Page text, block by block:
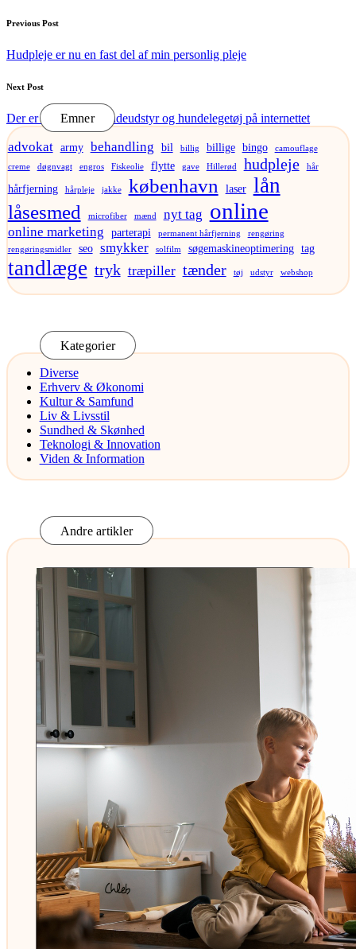
Post
navigation
Previous Post
Hudpleje er nu en fast del af min personlig pleje
Next Post
Der er langt mere hundeudstyr og hundelegetøj på internettet
Emner
advokat army behandling bil billig billige bingo camouflage
creme døgnvagt engros Fiskeolie flytte gave Hillerød hudpleje hår
hårfjerning hårpleje jakke københavn laser lån
låsesmed microfiber mænd nyt tag online
online marketing parterapi permanent hårfjerning
rengøring
rengøringsmidler
seo smykker solfilm søgemaskineoptimering tag
tandlæge tryk træpiller tænder tøj udstyr webshop
Kategorier
Diverse
Erhverv & Økonomi
Kultur & Samfund
Liv & Livsstil
Sundhed & Skønhed
Teknologi & Innovation
Viden & Information
Andre artikler